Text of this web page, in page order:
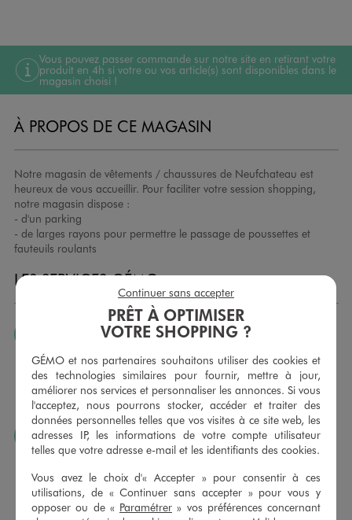
Vous pouvez passer commande sur notre site en retirant votre
produit en 4h si votre ou vos article(s) sont disponibles dans le
magasin choisi !
À PROPOS DE CE MAGASIN
Notre magasin de vêtements / chaussures de Neufchateau est
heureux de vous accueillir. Pour faciliter votre session shopping,
notre magasin dispose :
- d'un parking
- de larges rayons pour permettre le passage de poussettes et
fauteuils roulants
LES SERVICES GÉMO
JE PEUX CHANGER D’AVIS
Nous échangeons et vous proposons un avoir ou un
remboursement pour tout article non porté, non retouché,
sous 30 jours, sur simple présentation du ticket de caisse,
dans tous les magasins GÉMO.
JE PEUX FAIRE RETOUCHER MES ARTICLES
Ourlets, ceintures… vous avez la possibilité de faire
retoucher vos articles textiles dans nos magasins. Les tarifs
sont à votre disposition sur simple demande. Voir
conditions en magasins.
PRÊT À OPTIMISER
VOTRE SHOPPING ?
GÉMO et nos partenaires souhaitons utiliser des cookies et
des technologies similaires pour fournir, mettre à jour,
améliorer nos services et personnaliser les annonces. Si vous
l'acceptez, nous pourrons stocker, accéder et traiter des
données personnelles telles que vos visites à ce site web, les
adresses IP, les informations de votre compte utilisateur
telles que votre adresse e-mail et les identifiants des cookies.
Vous avez le choix d'« Accepter » pour consentir à ces
utilisations, de « Continuer sans accepter » pour vous y
opposer ou de « Paramétrer » vos préférences concernant
Continuer sans accepter